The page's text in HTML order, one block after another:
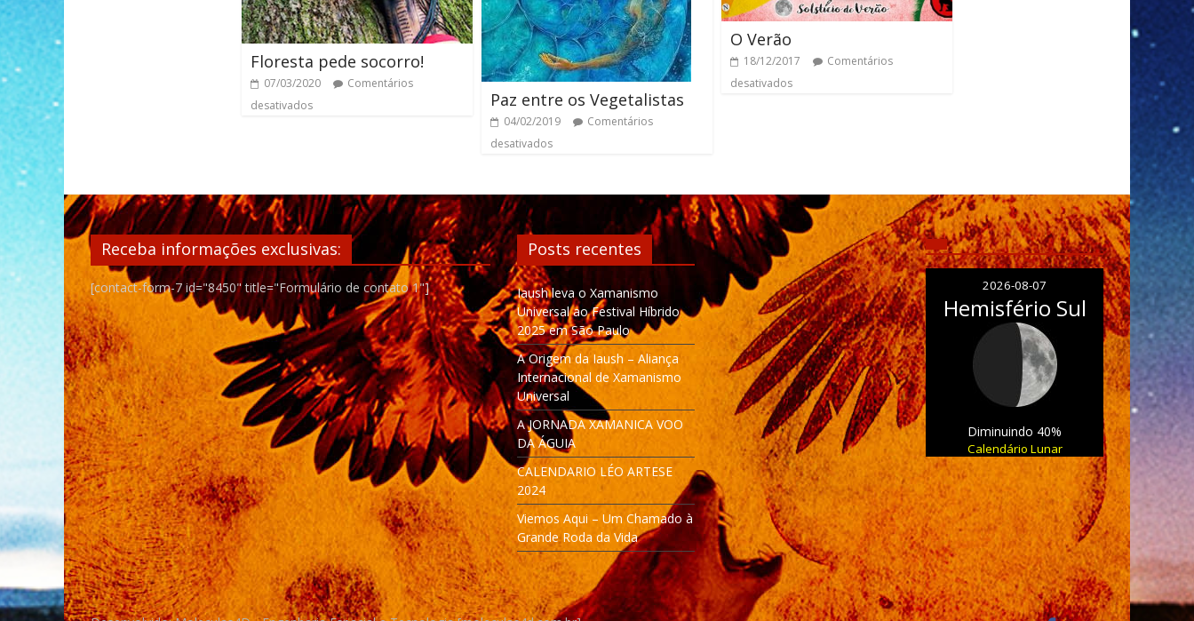
Floresta pede socorro!
07/03/2020
Comentários
desativados
Paz entre os Vegetalistas
04/02/2019
Comentários
desativados
O Verão
18/12/2017
Comentários
desativados
Receba informações exclusivas:
[contact-form-7 id="8450" title="Formulário de contato 1"]
Posts recentes
Iaush leva o Xamanismo
Universal ao Festival Híbrido
2025 em São Paulo
A Origem da Iaush – Aliança
Internacional de Xamanismo
Universal
A JORNADA XAMANICA VOO
DA ÁGUIA
CALENDARIO LÉO ARTESE
2024
Viemos Aqui – Um Chamado à
Grande Roda da Vida
2026-08-07
Hemisfério Sul
Diminuindo 40%
Calendário Lunar